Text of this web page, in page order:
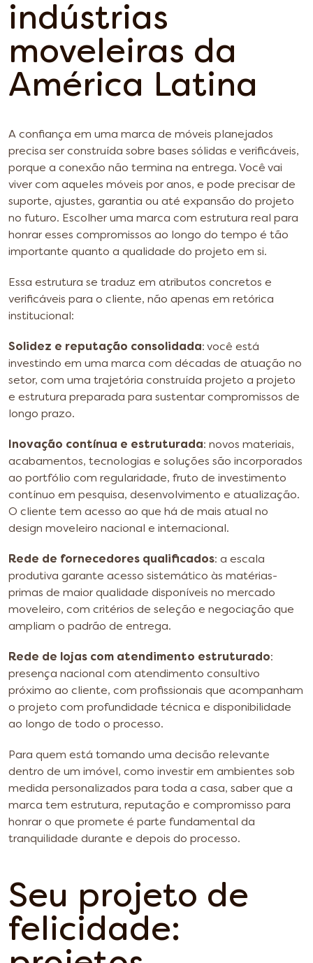
indústrias
moveleiras da
América Latina
A confiança em uma marca de móveis planejados
precisa ser construída sobre bases sólidas e verificáveis,
porque a conexão não termina na entrega. Você vai
viver com aqueles móveis por anos, e pode precisar de
suporte, ajustes, garantia ou até expansão do projeto
no futuro. Escolher uma marca com estrutura real para
honrar esses compromissos ao longo do tempo é tão
importante quanto a qualidade do projeto em si.
Essa estrutura se traduz em atributos concretos e
verificáveis para o cliente, não apenas em retórica
institucional:
Solidez e reputação consolidada: você está
investindo em uma marca com décadas de atuação no
setor, com uma trajetória construída projeto a projeto
e estrutura preparada para sustentar compromissos de
longo prazo.
Inovação contínua e estruturada: novos materiais,
acabamentos, tecnologias e soluções são incorporados
ao portfólio com regularidade, fruto de investimento
contínuo em pesquisa, desenvolvimento e atualização.
O cliente tem acesso ao que há de mais atual no
design moveleiro nacional e internacional.
Rede de fornecedores qualificados: a escala
produtiva garante acesso sistemático às matérias-
primas de maior qualidade disponíveis no mercado
moveleiro, com critérios de seleção e negociação que
ampliam o padrão de entrega.
Rede de lojas com atendimento estruturado:
presença nacional com atendimento consultivo
próximo ao cliente, com profissionais que acompanham
o projeto com profundidade técnica e disponibilidade
ao longo de todo o processo.
Para quem está tomando uma decisão relevante
dentro de um imóvel, como investir em ambientes sob
medida personalizados para toda a casa, saber que a
marca tem estrutura, reputação e compromisso para
honrar o que promete é parte fundamental da
tranquilidade durante e depois do processo.
Seu projeto de
felicidade: